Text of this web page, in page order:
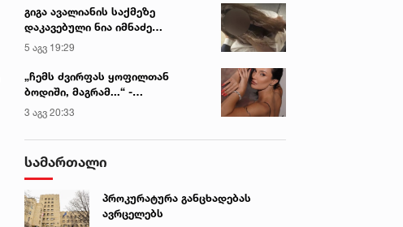
ქართლში
გიგა ავალიანის საქმეზე
დაკავებული ნია იმნაძე
კლინიკაში გადაჰყავთ
5 აგვ 19:29
„ჩემს ძვირფას ყოფილთან
ბოდიში, მაგრამ...“ -
ალექსანდრა პაიჭაძის
გულწრფელი აღიარება
3 აგვ 20:33
სამართალი
პროკურატურა განცხადებას
ავრცელებს